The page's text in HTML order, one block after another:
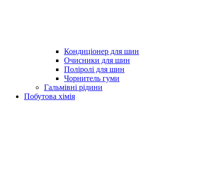
Кондиціонер для шин
Очисники для шин
Поліролі для шин
Чорнитель гуми
Гальмівні рідини
Побутова хімія